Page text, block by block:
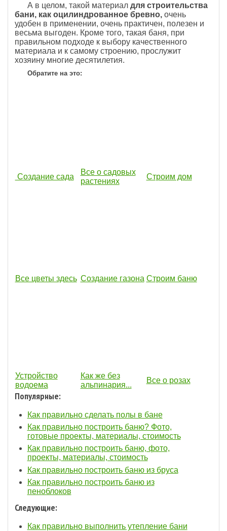
А в целом, такой материал для строительства
бани, как оцилиндрованное бревно, очень
удобен в применении, очень практичен, полезен и
весьма выгоден. Кроме того, такая баня, при
правильном подходе к выбору качественного
материала и к самому строению, прослужит
хозяину многие десятилетия.
Обратите на это:
Создание сада
Все о садовых
растениях
Строим дом
Все цветы здесь Создание газона Строим баню
Устройство
водоема
Как же без
альпинария...
Все о розах
Популярные:
Как правильно сделать полы в бане
Как правильно построить баню? Фото,
готовые проекты, материалы, стоимость
Как правильно построить баню, фото,
проекты, материалы, стоимость
Как правильно построить баню из бруса
Как правильно построить баню из
пеноблоков
Следующие:
Как правильно выполнить утепление бани